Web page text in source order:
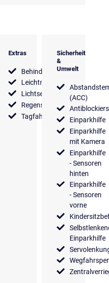
Extras
Behindertengerecht
Leichtmetallfelgen
Lichtsensor
Regensensor
Tagfahrlicht
Sicherheit
&
Umwelt
(ACC)
Einparkhilfe
Einparkhilfe
mit Kamera
Einparkhilfe
- Sensoren
hinten
Einparkhilfe
- Sensoren
vorne
Einparkhilfe